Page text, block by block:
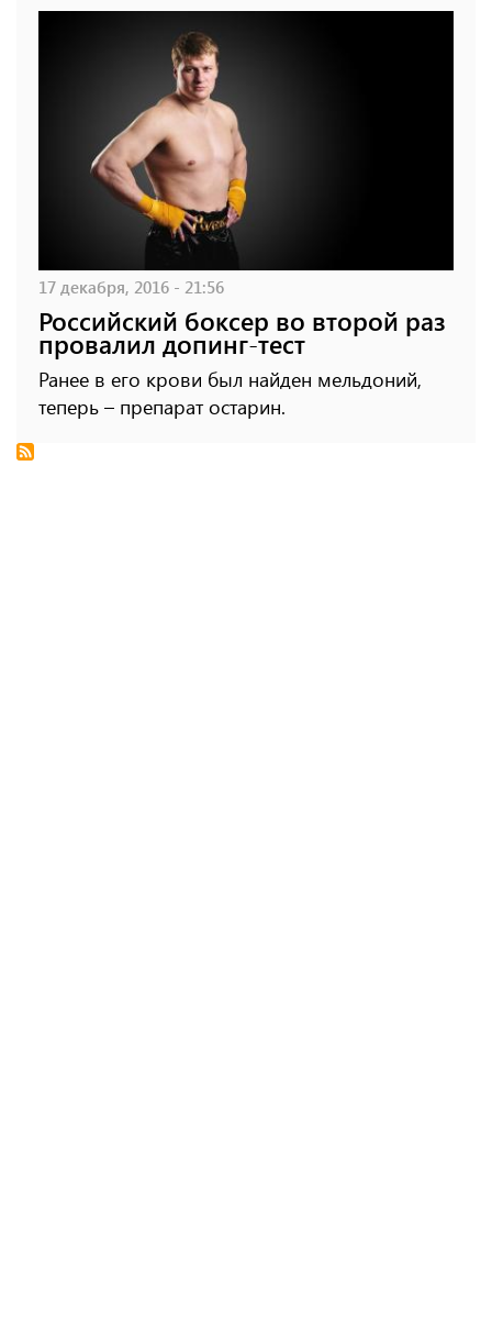
17 декабря, 2016 - 21:56
Российский боксер во второй раз
провалил допинг-тест
Ранее в его крови был найден мельдоний,
теперь – препарат остарин.